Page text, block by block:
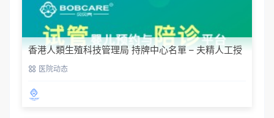
香港人類生殖科技管理局 持牌中心名單 – 夫精人工授
精牌照（截至 2025 年 1 月 1 日止）
医院动态